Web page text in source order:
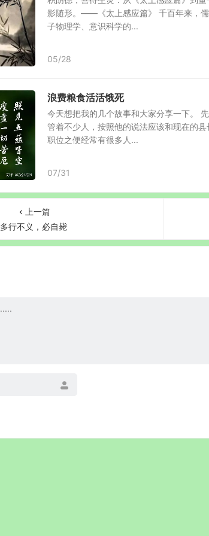
影随形。——《太上感应篇》 千百年来，儒
子物理学、意识科学的...
05/28
浪费粮食活活饿死
今天想把我的几个故事和大家分享一下。
管着不少人，按照他的说法应该和现在的
职位之便经常有很多人...
07/31
上一篇
多行不义，必自毙